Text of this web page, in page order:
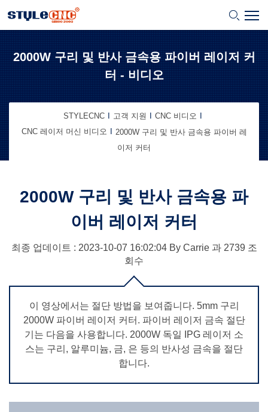
2000W 구리 및 반사 금속용 파이버 레이저 커
터 - 비디오
STYLECNC 고객 지원
CNC 비디오
CNC 레이저 머신 비디오
2000W 구리 및 반사 금속용 파이버 레
이저 커터
2000W 구리 및 반사 금속용 파
이버 레이저 커터
최종 업데이트 : 2023-10-07 16:02:04By Carrie과 2739 조
회수
이 영상에서는 절단 방법을 보여줍니다. 5mm 구리
2000W 파이버 레이저 커터. 파이버 레이저 금속 절단
기는 다음을 사용합니다. 2000W 독일 IPG 레이저 소
스는 구리, 알루미늄, 금, 은 등의 반사성 금속을 절단
합니다.